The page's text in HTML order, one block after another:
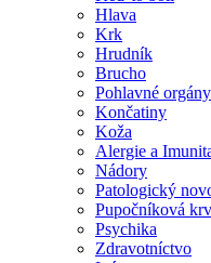
Hlava
Krk
Hrudník
Brucho
Pohlavné orgány
Končatiny
Koža
Alergie a
Nádory
Patologický
Pupočníková
Psychika
Zdravotníctvo